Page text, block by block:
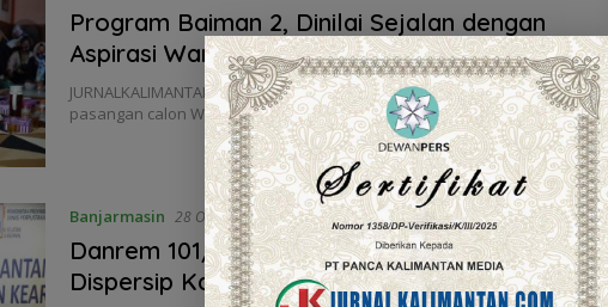
Program Baiman 2, Dinilai Sejalan dengan
Aspirasi Warga
JURNALKALIMANTAN.COM, BANJARMASIN – Di masa kampanye ini,
pasangan calon Wali Kota dan Wakil Wali Kota…
Banjarmasin 28 Oktober 2020
Danrem 101/Antasari, Acungi Jempol Gebrakan
Dispersip Kalsel